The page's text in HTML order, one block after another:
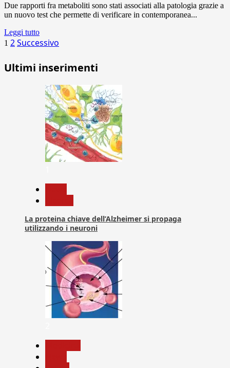
Due rapporti fra metaboliti sono stati associati alla patologia grazie a
un nuovo test che permette di verificare in contemporanea...
Leggi tutto
Paginazione
degli
articoli
1 2Successivo
Ultimi inserimenti
La proteina chiave dell’Alzheimer si propaga
utilizzando i neuroni